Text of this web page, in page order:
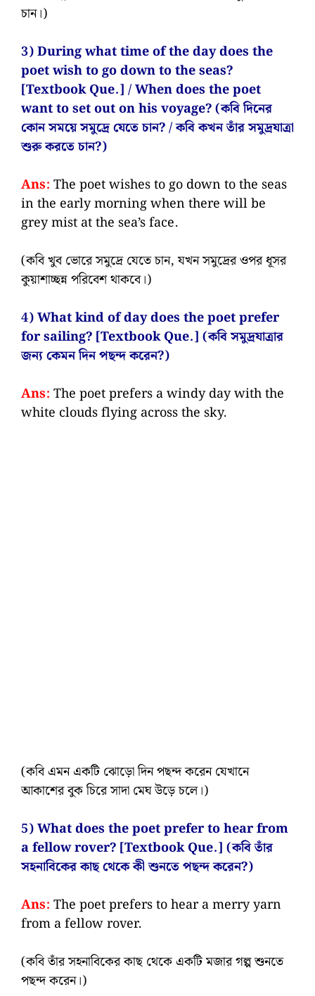
চান।)
3) During what time of the day does the
poet wish to go down to the seas?
[Textbook Que.] / When does the poet
want to set out on his voyage? (কবি দিনের
কোন সময়ে সমুদ্রে যেতে চান? / কবি কখন তাঁর সমুদ্রযাত্রা
শুরু করতে চান?)
Ans: The poet wishes to go down to the seas
in the early morning when there will be
grey mist at the sea’s face.
(কবি খুব ভোরে সমুদ্রে যেতে চান, যখন সমুদ্রের ওপর ধূসর
কুয়াশাচ্ছন্ন পরিবেশ থাকবে।)
4) What kind of day does the poet prefer
for sailing? [Textbook Que.] (কবি সমুদ্রযাত্রার
জন্য কেমন দিন পছন্দ করেন?)
Ans: The poet prefers a windy day with the
white clouds flying across the sky.
(কবি এমন একটি ঝোড়ো দিন পছন্দ করেন যেখানে
আকাশের বুক চিরে সাদা মেঘ উড়ে চলে।)
5) What does the poet prefer to hear from
a fellow rover? [Textbook Que.] (কবি তাঁর
সহনাবিকের কাছ থেকে কী শুনতে পছন্দ করেন?)
Ans: The poet prefers to hear a merry yarn
from a fellow rover.
(কবি তাঁর সহনাবিকের কাছ থেকে একটি মজার গল্প শুনতে
পছন্দ করেন।)